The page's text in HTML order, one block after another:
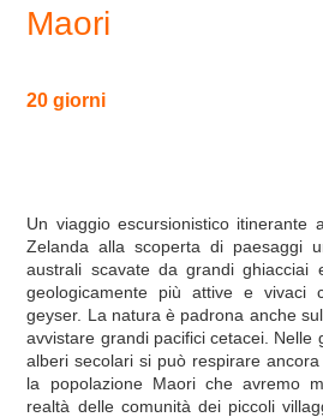
Maori
20 giorni
Un viaggio escursionistico itinerante
Zelanda alla scoperta di paesaggi
australi scavate da grandi ghiacciai
geologicamente più attive e vivaci
geyser. La natura è padrona anche
avvistare grandi pacifici cetacei. Nelle
alberi secolari si può respirare
la popolazione Maori che avremo
realtà delle comunità dei piccoli